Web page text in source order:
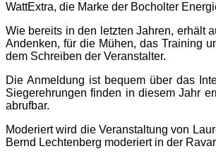
WattExtra, die Marke der Bocholter
Wie bereits in den letzten Jahren, erhält
Andenken, für die Mühen, das Training
dem Schreiben der Veranstalter.
Die Anmeldung ist bequem über das
Siegerehrungen finden in diesem Jahr
abrufbar.
Moderiert wird die Veranstaltung von
Bernd Lechtenberg moderiert in der